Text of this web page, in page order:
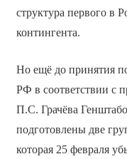
структура первого в
контингента.
Но ещё до принятия
РФ в соответствии с
П.С. Грачёва
подготовлены две
которая 25 февраля